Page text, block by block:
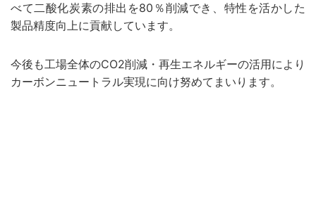
べて二酸化炭素の排出を80％削減でき、特性を活かした
製品精度向上に貢献しています。
今後も工場全体のCO2削減・再生エネルギーの活用により
カーボンニュートラル実現に向け努めてまいります。